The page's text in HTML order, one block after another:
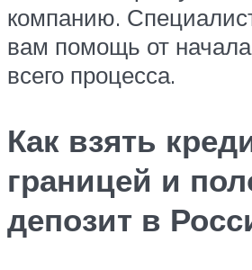
компанию.
вам помощь от
всего процесса.
Как взять
границей и
депозит в